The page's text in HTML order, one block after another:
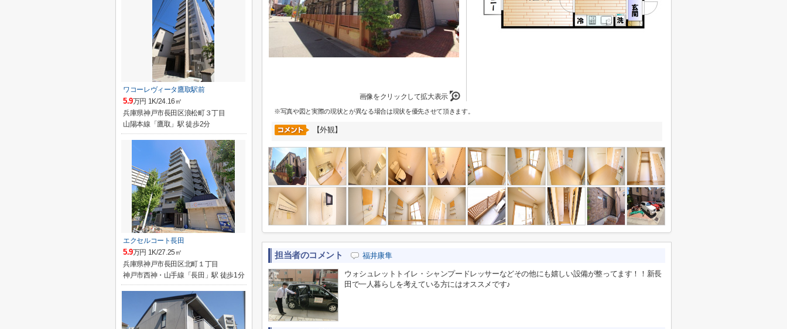
画像をクリックして拡大表示
※写真や図と実際の現状とが異なる場合は現状を優先させて頂きます。
【外観】
担当者のコメント 福井康隼
ウォシュレットトイレ・シャンプードレッサーなどその他にも嬉しい設備が整ってます！！新長
田で一人暮らしを考えている方にはオススメです♪
ワコーレヴィータ鷹取駅前
5.9万円 1K/24.16㎡
兵庫県神戸市長田区浪松町３丁目
山陽本線「鷹取」駅 徒歩2分
エクセルコート長田
5.9万円 1K/27.25㎡
兵庫県神戸市長田区北町１丁目
神戸市西神・山手線「長田」駅 徒歩1分